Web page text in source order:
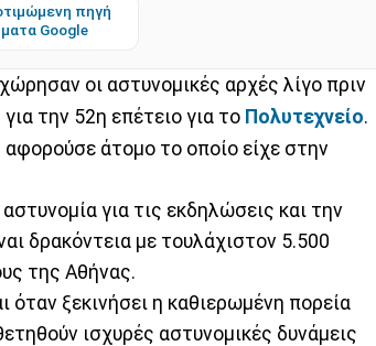
πηγή
Google
οι αστυνομικές αρχές λίγο πριν
την 52η επέτειο για το Πολυτεχνείο.
άτομο το οποίο είχε στην
για τις εκδηλώσεις και την
δρακόντεια με τουλάχιστον 5.500
της Αθήνας.
ξεκινήσει η καθιερωμένη πορεία
ισχυρές αστυνομικές δυνάμεις